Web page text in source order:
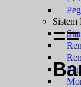
Sistem